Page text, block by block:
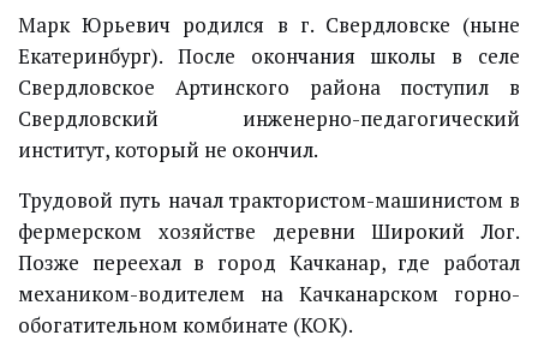
Марк Юрьевич родился в г. Свердловске (ныне
Екатеринбург). После окончания школы в селе
Свердловское Артинского района поступил в
Свердловский инженерно-педагогический
институт, который не окончил.
Трудовой путь начал трактористом-машинистом в
фермерском хозяйстве деревни Широкий Лог.
Позже переехал в город Качканар, где работал
механиком-водителем на Качканарском горно-
обогатительном комбинате (КОК).